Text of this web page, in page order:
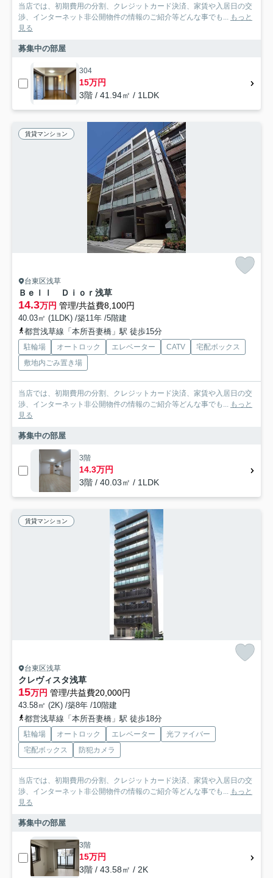
当店では、初期費用の分割、クレジットカード決済、家賃や入居日の交
渉、インターネット非公開物件の情報のご紹介等どんな事でも... もっと
見る
募集中の部屋
304
15万円
3階 / 41.94㎡ / 1LDK
賃貸マンション
台東区浅草
Ｂｅｌｌ Ｄｉｏｒ浅草
14.3万円 管理/共益費8,100円
40.03㎡ (1LDK) /築11年 /5階建
都営浅草線「本所吾妻橋」駅 徒歩15分
駐輪場 オートロック エレベーター CATV
宅配ボックス
敷地内ごみ置き場
当店では、初期費用の分割、クレジットカード決済、家賃や入居日の交
渉、インターネット非公開物件の情報のご紹介等どんな事でも... もっと
見る
募集中の部屋
3階
14.3万円
3階 / 40.03㎡ / 1LDK
賃貸マンション
台東区浅草
クレヴィスタ浅草
15万円 管理/共益費20,000円
43.58㎡ (2K) /築8年 /10階建
都営浅草線「本所吾妻橋」駅 徒歩18分
駐輪場 オートロック エレベーター
光ファイバー
宅配ボックス
防犯カメラ
当店では、初期費用の分割、クレジットカード決済、家賃や入居日の交
渉、インターネット非公開物件の情報のご紹介等どんな事でも... もっと
見る
募集中の部屋
3階
15万円
3階 / 43.58㎡ / 2K